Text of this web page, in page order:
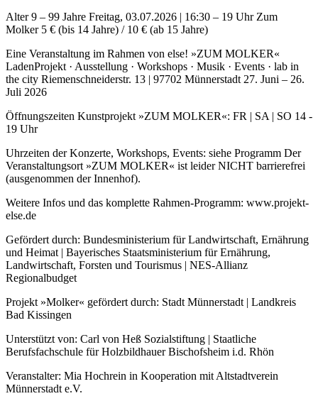
Alter 9 – 99 Jahre Freitag, 03.07.2026 | 16:30 – 19 Uhr Zum
Molker 5 € (bis 14 Jahre) / 10 € (ab 15 Jahre)
Eine Veranstaltung im Rahmen von else! »ZUM MOLKER«
LadenProjekt · Ausstellung · Workshops · Musik · Events · lab in
the city Riemenschneiderstr. 13 | 97702 Münnerstadt 27. Juni – 26.
Juli 2026
Öffnungszeiten Kunstprojekt »ZUM MOLKER«: FR | SA | SO 14 -
19 Uhr
Uhrzeiten der Konzerte, Workshops, Events: siehe Programm Der
Veranstaltungsort »ZUM MOLKER« ist leider NICHT barrierefrei
(ausgenommen der Innenhof).
Weitere Infos und das komplette Rahmen-Programm: www.projekt-
else.de
Gefördert durch: Bundesministerium für Landwirtschaft, Ernährung
und Heimat | Bayerisches Staatsministerium für Ernährung,
Landwirtschaft, Forsten und Tourismus | NES-Allianz
Regionalbudget
Projekt »Molker« gefördert durch: Stadt Münnerstadt | Landkreis
Bad Kissingen
Unterstützt von: Carl von Heß Sozialstiftung | Staatliche
Berufsfachschule für Holzbildhauer Bischofsheim i.d. Rhön
Veranstalter: Mia Hochrein in Kooperation mit Altstadtverein
Münnerstadt e.V.